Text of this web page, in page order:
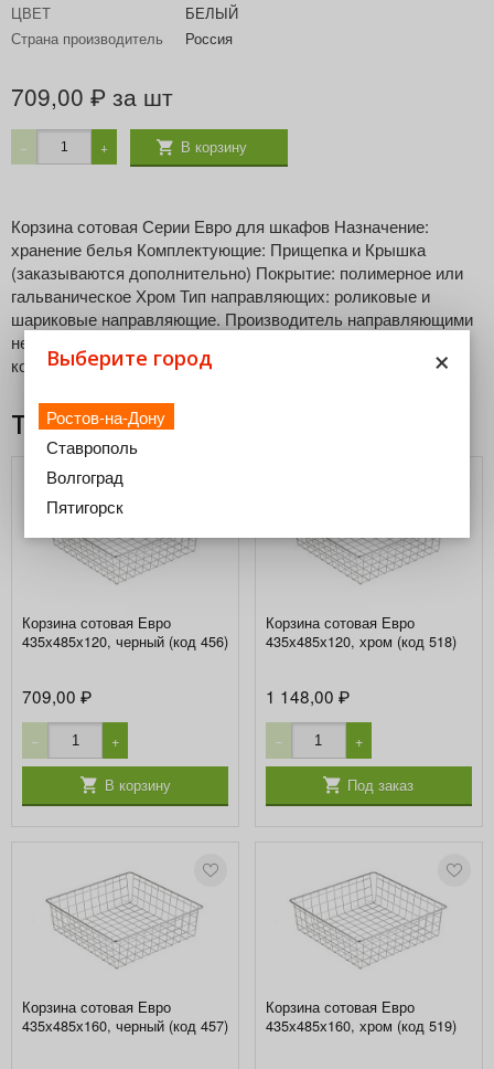
ЦВЕТ
БЕЛЫЙ
Страна производитель
Россия
709,00 ₽ за шт
− + В корзину
Корзина сотовая Серии Евро для шкафов Назначение:
хранение белья Комплектующие: Прищепка и Крышка
(заказываются дополнительно) Покрытие: полимерное или
гальваническое Хром Тип направляющих: роликовые и
шариковые направляющие. Производитель направляющими
не комплектует. Длина направляющих для данного типа
корзин 450 мм (рекомендовано). Нагрузка: до 25кг.
Товары из этой категории
Корзина сотовая Евро
435х485х120, черный (код 456)
709,00₽
− +
В корзину
Корзина сотовая Евро
435х485х120, хром (код 518)
1 148,00 ₽
− +
Под заказ
Корзина сотовая Евро
435х485х160, черный (код 457)
Корзина сотовая Евро
435х485х160, хром (код 519)
×
Выберите город
Ростов-на-Дону
Ставрополь
Волгоград
Пятигорск